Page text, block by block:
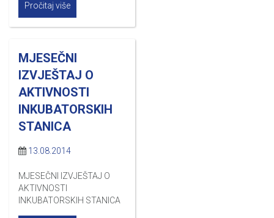
Pročitaj više
MJESEČNI
IZVJEŠTAJ O
AKTIVNOSTI
INKUBATORSKIH
STANICA
13.08.2014
MJESEČNI IZVJEŠTAJ O
AKTIVNOSTI
INKUBATORSKIH STANICA